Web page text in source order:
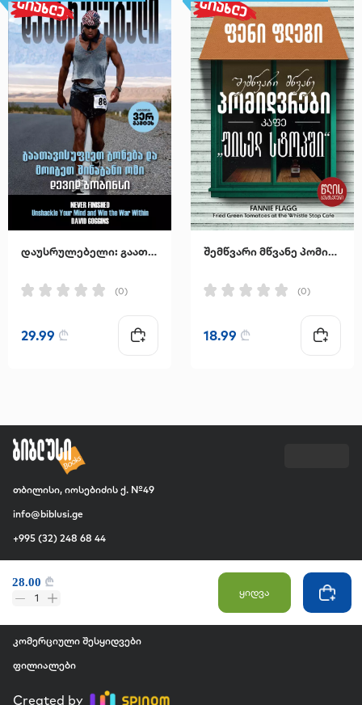
28.00 ₾
1 ყიდვა
დაუსრულებელი: გაათავისუფლეთ გონება და მოიგეთ შინაგანი ომი
(0)
29.99 ₾
შემწვარი მწვანე პომიდვრები კაფე "უისელ სტოპში"
(0)
18.99 ₾
თბილისი, იოსებიძის ქ. №49
info@biblusi.ge
+995 (32) 248 68 44
ჩვენ შესახებ
კომერციული შესყიდვები
ფილიალები
Created by